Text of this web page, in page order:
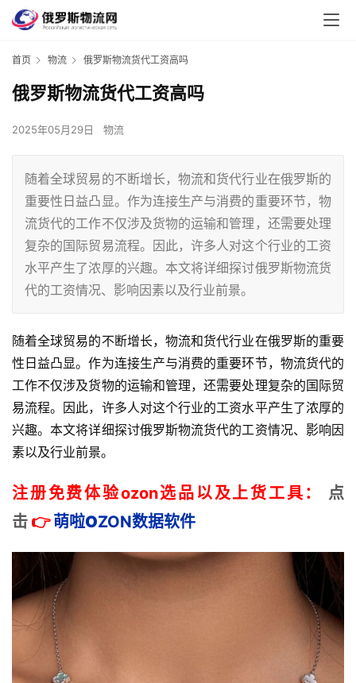
首页 物流 俄罗斯物流货代工资高吗
俄罗斯物流货代工资高吗
2025年05月29日 物流
随着全球贸易的不断增长，物流和货代行业在俄罗斯的
重要性日益凸显。作为连接生产与消费的重要环节，物
流货代的工作不仅涉及货物的运输和管理，还需要处理
复杂的国际贸易流程。因此，许多人对这个行业的工资
水平产生了浓厚的兴趣。本文将详细探讨俄罗斯物流货
代的工资情况、影响因素以及行业前景。
随着全球贸易的不断增长，物流和货代行业在俄罗斯的重要
性日益凸显。作为连接生产与消费的重要环节，物流货代的
工作不仅涉及货物的运输和管理，还需要处理复杂的国际贸
易流程。因此，许多人对这个行业的工资水平产生了浓厚的
兴趣。本文将详细探讨俄罗斯物流货代的工资情况、影响因
素以及行业前景。
注册免费体验ozon选品以及上货工具：
点
击 👉 萌啦OZON数据软件